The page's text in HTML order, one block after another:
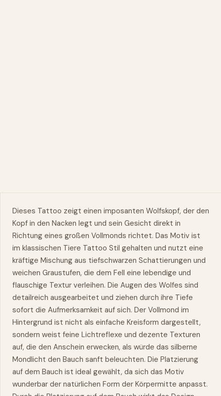
Dieses Tattoo zeigt einen imposanten Wolfskopf, der den
Kopf in den Nacken legt und sein Gesicht direkt in
Richtung eines großen Vollmonds richtet. Das Motiv ist
im klassischen Tiere Tattoo Stil gehalten und nutzt eine
kräftige Mischung aus tiefschwarzen Schattierungen und
weichen Graustufen, die dem Fell eine lebendige und
flauschige Textur verleihen. Die Augen des Wolfes sind
detailreich ausgearbeitet und ziehen durch ihre Tiefe
sofort die Aufmerksamkeit auf sich. Der Vollmond im
Hintergrund ist nicht als einfache Kreisform dargestellt,
sondern weist feine Lichtreflexe und dezente Texturen
auf, die den Anschein erwecken, als würde das silberne
Mondlicht den Bauch sanft beleuchten. Die Platzierung
auf dem Bauch ist ideal gewählt, da sich das Motiv
wunderbar der natürlichen Form der Körpermitte anpasst.